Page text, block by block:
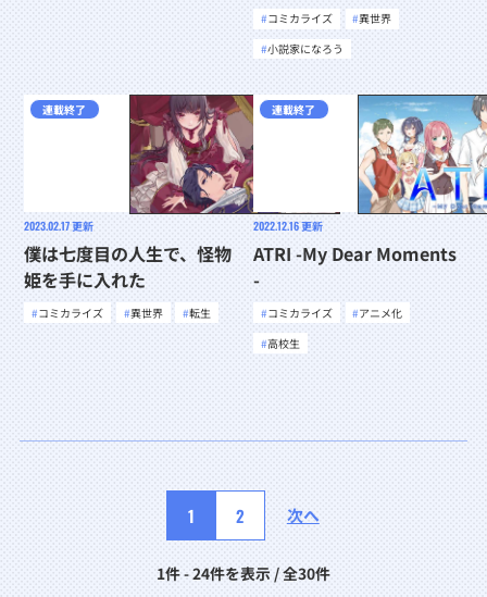
コミカライズ
異世界
小説家になろう
連載終了
2023.02.17更新
僕は七度目の人生で、怪物
姫を手に入れた
コミカライズ 異世界 転生
連載終了
2022.12.16更新
ATRI -My Dear Moments
-
コミカライズ
アニメ化
高校生
1 2 次へ
1件 - 24件を表示 / 全30件